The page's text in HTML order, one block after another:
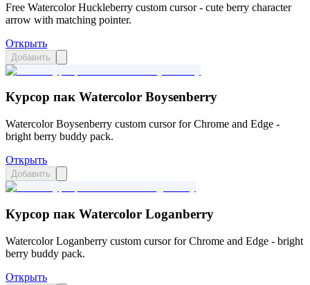
Free Watercolor Huckleberry custom cursor - cute berry character
arrow with matching pointer.
Открыть
Добавить
Курсор пак Watercolor Boysenberry
Watercolor Boysenberry custom cursor for Chrome and Edge -
bright berry buddy pack.
Открыть
Добавить
Курсор пак Watercolor Loganberry
Watercolor Loganberry custom cursor for Chrome and Edge - bright
berry buddy pack.
Открыть